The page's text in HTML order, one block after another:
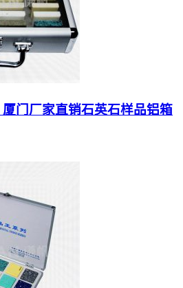
门厂家直销石英石样品铝箱